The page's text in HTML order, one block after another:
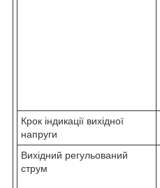
Крок індикації вихідної
напруги
Вихідний регульований
струм